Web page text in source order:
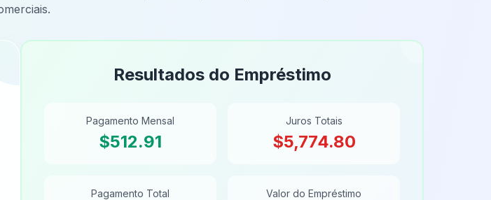
Resultados do Empréstimo
Pagamento Mensal
$512.91
Juros Totais
$5,774.80
Pagamento Total Valor do Empréstimo